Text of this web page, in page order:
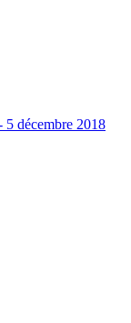
5 décembre 2018